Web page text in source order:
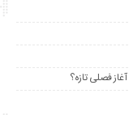
فصلی تازه؟